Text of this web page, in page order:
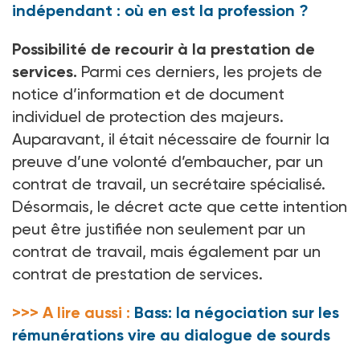
indépendant : où en est la profession ?
Possibilité de recourir à la prestation de
services. Parmi ces derniers, les projets de
notice d’information et de document
individuel de protection des majeurs.
Auparavant, il était nécessaire de fournir la
preuve d’une volonté d’embaucher, par un
contrat de travail, un secrétaire spécialisé.
Désormais, le décret acte que cette intention
peut être justifiée non seulement par un
contrat de travail, mais également par un
contrat de prestation de services.
>>> A lire aussi : Bass: la négociation sur les
rémunérations vire au dialogue de sourds